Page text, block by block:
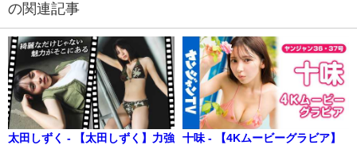
の関連記事
太田しずく - 【太田しずく】力強
十味 - 【4Kムービーグラビア】